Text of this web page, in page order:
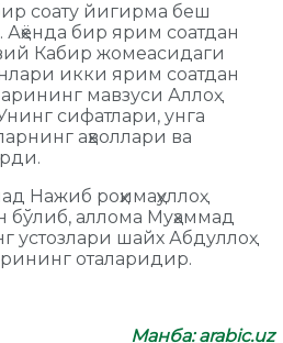
соату йигирма беш
бир ярим соатдан
Кабир жомеасидаги
икки ярим соатдан
мавзуси Аллоҳ
сифатлари, унга
аҳволлари ва
Нажиб роҳимаҳуллоҳ
аллома Муҳаммад
устозлари шайх Абдуллоҳ
оталаридир.
Манба: arabic.uz